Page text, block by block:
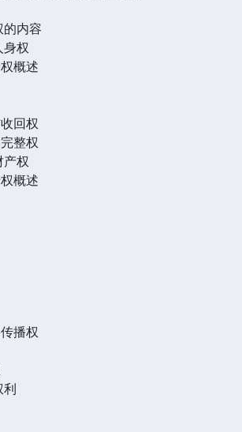
内容
身权
概述
回权
整权
产权
概述
播权
利